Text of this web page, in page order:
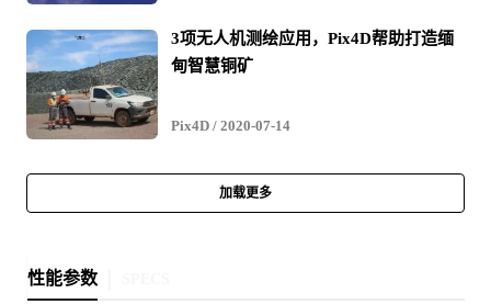
3项无人机测绘应用，Pix4D帮助打造缅
甸智慧铜矿
Pix4D / 2020-07-14
加载更多
性能参数